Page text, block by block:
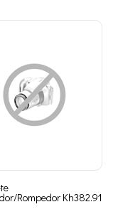
Rompedor Kh382.91